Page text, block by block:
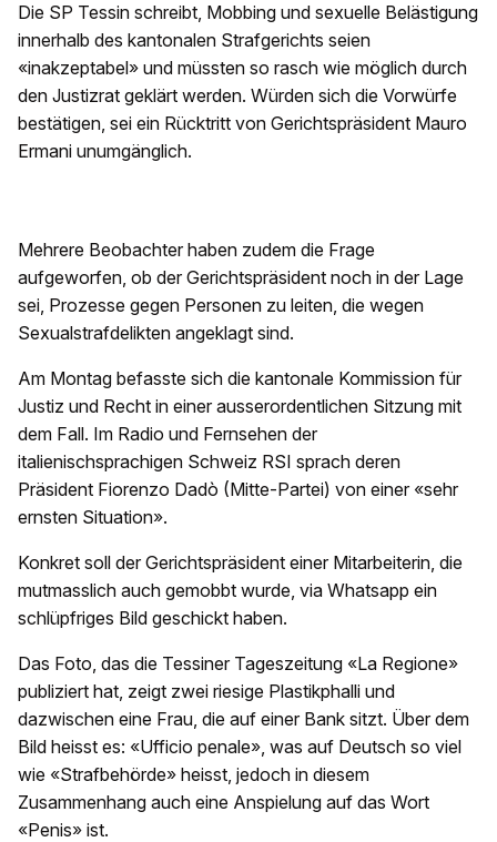
Die SP Tessin schreibt, Mobbing und sexuelle Belästigung
innerhalb des kantonalen Strafgerichts seien
«inakzeptabel» und müssten so rasch wie möglich durch
den Justizrat geklärt werden. Würden sich die Vorwürfe
bestätigen, sei ein Rücktritt von Gerichtspräsident Mauro
Ermani unumgänglich.
Mehrere Beobachter haben zudem die Frage
aufgeworfen, ob der Gerichtspräsident noch in der Lage
sei, Prozesse gegen Personen zu leiten, die wegen
Sexualstrafdelikten angeklagt sind.
Am Montag befasste sich die kantonale Kommission für
Justiz und Recht in einer ausserordentlichen Sitzung mit
dem Fall. Im Radio und Fernsehen der
italienischsprachigen Schweiz RSI sprach deren
Präsident Fiorenzo Dadò (Mitte-Partei) von einer «sehr
ernsten Situation».
Konkret soll der Gerichtspräsident einer Mitarbeiterin, die
mutmasslich auch gemobbt wurde, via Whatsapp ein
schlüpfriges Bild geschickt haben.
Das Foto, das die Tessiner Tageszeitung «La Regione»
publiziert hat, zeigt zwei riesige Plastikphalli und
dazwischen eine Frau, die auf einer Bank sitzt. Über dem
Bild heisst es: «Ufficio penale», was auf Deutsch so viel
wie «Strafbehörde» heisst, jedoch in diesem
Zusammenhang auch eine Anspielung auf das Wort
«Penis» ist.